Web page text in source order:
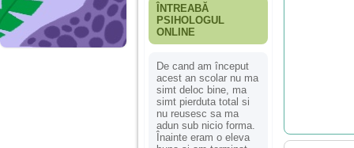
ÎNTREABĂ
PSIHOLOGUL
ONLINE
De cand am început
acest an scolar nu ma
simt deloc bine, ma
simt pierduta total si
nu reusesc sa ma
adun sub nicio forma.
Înainte eram o eleva